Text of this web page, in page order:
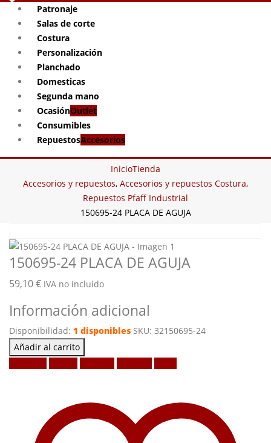
Patronaje
Salas de corte
Costura
Personalización
Planchado
Domesticas
Segunda mano
OcasiónOutlet
Consumibles
RepuestosAccesorios
InicioTienda
Accesorios y repuestos, Accesorios y repuestos Costura,
Repuestos Pfaff Industrial
150695-24 PLACA DE AGUJA
150695-24 PLACA DE AGUJA
59,10€ IVA no incluido
Información adicional
Disponibilidad: 1 disponibles SKU: 32150695-24
Añadir al carrito